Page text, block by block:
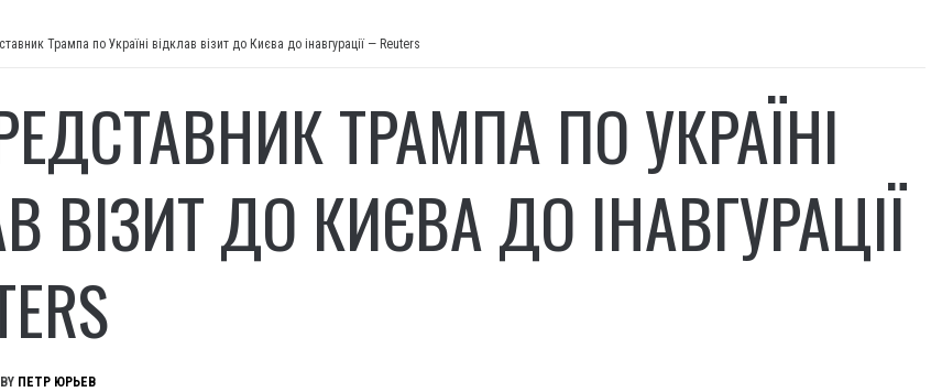
Трампа по Україні відклав візит до Києва до інавгурації — Reuters
ТРАМПА ПО УКРАЇНІ
ВІЗИТ ДО КИЄВА ДО ІНАВГУРАЦІЇ
BY ПЕТР ЮРЬЕВ